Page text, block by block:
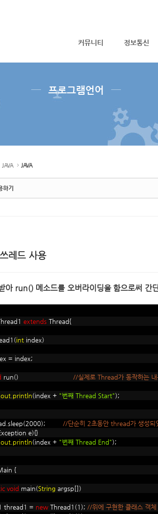
커뮤니티 정보통신
프로그램언어
JAVA JAVA
기
레드 사용
아 run() 메소드를 오버라이딩을 함으로써 간
extends Thread{
intindex)
= index;
run() //실제로 Thread가 동작하는 내
out. println(index + "번째 Thread Start");
//단순히 2초동안 thread가 생성되
e){}
out. println(index + "번째 Thread End");
{
void main(String argsp[])
= newThread1(1); //위에 구현한 클래스 객체